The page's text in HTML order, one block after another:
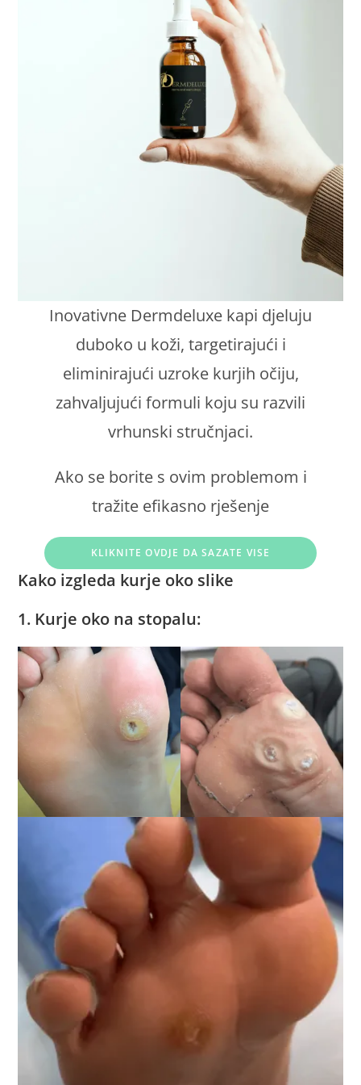
Inovativne Dermdeluxe kapi djeluju
duboko u koži, targetirajući i
eliminirajući uzroke kurjih očiju,
zahvaljujući formuli koju su razvili
vrhunski stručnjaci.
Ako se borite s ovim problemom i
tražite efikasno rješenje
KLIKNITE OVDJE DA SAZATE VISE
Kako izgleda kurje oko slike
1. Kurje oko na stopalu: